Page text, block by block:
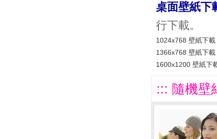
桌面壁紙下
行下載。
1024x768 壁紙下載
1366x768 壁紙下載
1600x1200 壁紙下
::: 隨機壁